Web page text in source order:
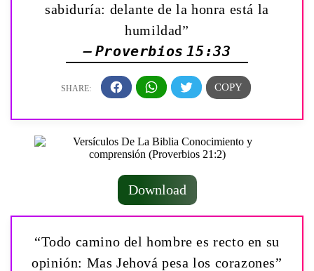
sabiduría: delante de la honra está la
humildad”
— Proverbios 15:33
Download
“Todo camino del hombre es recto en su
opinión: Mas Jehová pesa los corazones”